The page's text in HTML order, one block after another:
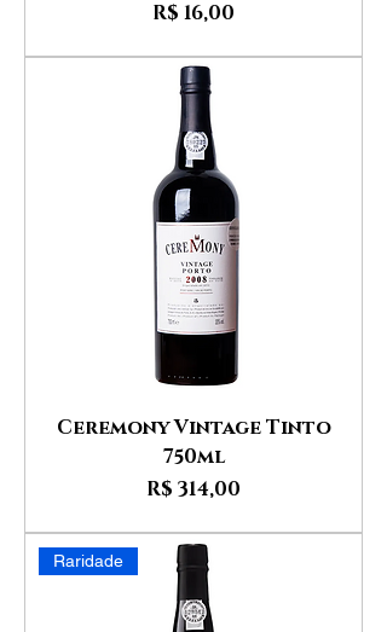
Preço
R$ 16,00
Ceremony Vintage Tinto
750ml
Preço
R$ 314,00
Raridade